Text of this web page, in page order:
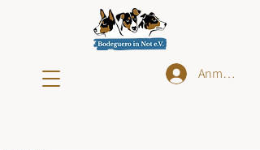
Anmelden